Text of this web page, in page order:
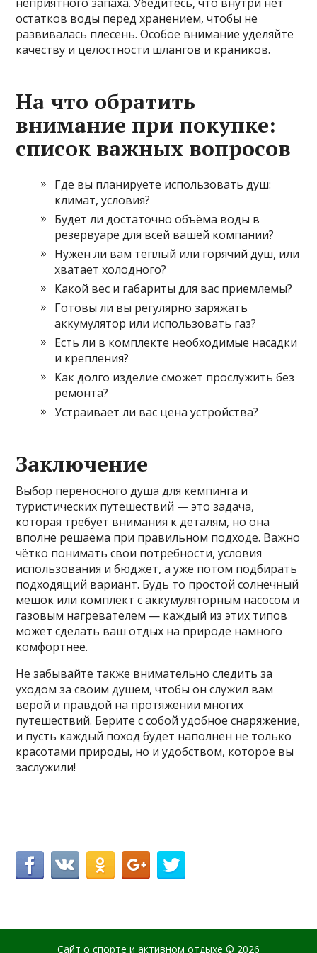
остатков воды перед хранением, чтобы не
развивалась плесень. Особое внимание уделяйте
качеству и целостности шлангов и краников.
На что обратить
внимание при покупке:
список важных вопросов
Где вы планируете использовать душ:
климат, условия?
Будет ли достаточно объёма воды в
резервуаре для всей вашей компании?
Нужен ли вам тёплый или горячий душ, или
хватает холодного?
Какой вес и габариты для вас приемлемы?
Готовы ли вы регулярно заряжать
аккумулятор или использовать газ?
Есть ли в комплекте необходимые насадки
и крепления?
Как долго изделие сможет прослужить без
ремонта?
Устраивает ли вас цена устройства?
Заключение
Выбор переносного душа для кемпинга и
туристических путешествий — это задача,
которая требует внимания к деталям, но она
вполне решаема при правильном подходе. Важно
чётко понимать свои потребности, условия
использования и бюджет, а уже потом подбирать
подходящий вариант. Будь то простой солнечный
мешок или комплект с аккумуляторным насосом и
газовым нагревателем — каждый из этих типов
может сделать ваш отдых на природе намного
комфортнее.
Не забывайте также внимательно следить за
уходом за своим душем, чтобы он служил вам
верой и правдой на протяжении многих
путешествий. Берите с собой удобное снаряжение,
и пусть каждый поход будет наполнен не только
красотами природы, но и удобством, которое вы
заслужили!
Сайт о спорте и активном отдыхе © 2026